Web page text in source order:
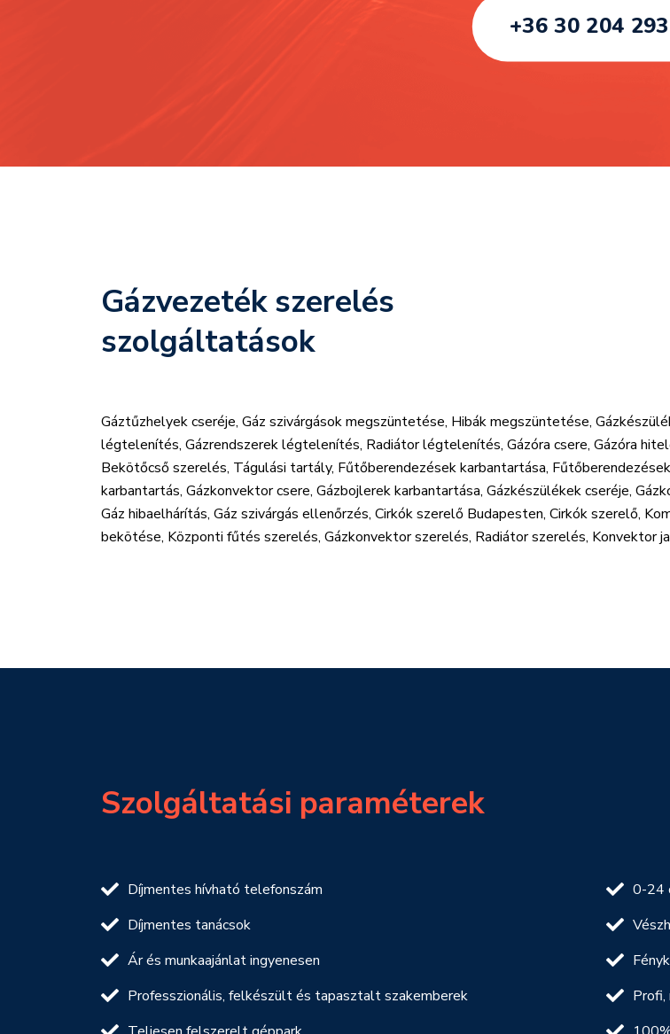
+36 30 204
Gázvezeték szerelés
szolgáltatások
Gáztűzhelyek cseréje, Gáz szivárgások megszüntetése, Hibák megszüntetése,
légtelenítés, Gázrendszerek légtelenítés, Radiátor légtelenítés, Gázóra csere, Gázóra
Bekötőcső szerelés, Tágulási tartály, Fűtőberendezések karbantartása,
karbantartás, Gázkonvektor csere, Gázbojlerek karbantartása, Gázkészülékek cseréje,
Gáz hibaelhárítás, Gáz szivárgás ellenőrzés, Cirkók szerelő Budapesten, Cirkók szerelő,
bekötése, Központi fűtés szerelés, Gázkonvektor szerelés, Radiátor szerelés, Konvektor
Szolgáltatási paraméterek
Díjmentes hívható telefonszám
Díjmentes tanácsok
Ár és munkaajánlat ingyenesen
Professzionális, felkészült és tapasztalt szakemberek
0-24
Profi,